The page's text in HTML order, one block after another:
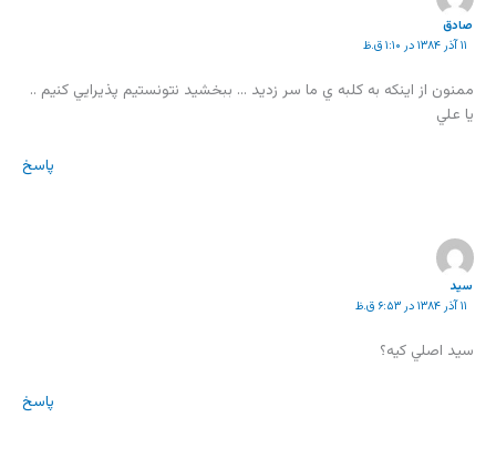
صادق
۱۱ آذر ۱۳۸۴ در ۱:۱۰ ق.ظ
ممنون از اينکه به کلبه ي ما سر زديد … ببخشيد نتونستيم پذيرايي کنيم ..
يا علي
پاسخ
سيد
۱۱ آذر ۱۳۸۴ در ۶:۵۳ ق.ظ
سيد اصلي كيه؟
پاسخ